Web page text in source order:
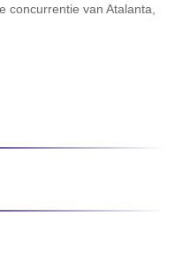
concurrentie van Atalanta,